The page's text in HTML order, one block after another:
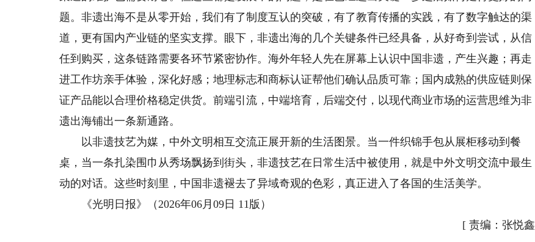
题。非遗出海不是从零开始，我们有了制度互认的突破，有了教育传播的实践，有了数字触达的渠
道，更有国内产业链的坚实支撑。眼下，非遗出海的几个关键条件已经具备，从好奇到尝试，从信
任到购买，这条链路需要各环节紧密协作。海外年轻人先在屏幕上认识中国非遗，产生兴趣；再走
进工作坊亲手体验，深化好感；地理标志和商标认证帮他们确认品质可靠；国内成熟的供应链则保
证产品能以合理价格稳定供货。前端引流，中端培育，后端交付，以现代商业市场的运营思维为非
遗出海铺出一条新通路。
以非遗技艺为媒，中外文明相互交流正展开新的生活图景。当一件织锦手包从展柜移动到餐
桌，当一条扎染围巾从秀场飘扬到街头，非遗技艺在日常生活中被使用，就是中外文明交流中最生
动的对话。这些时刻里，中国非遗褪去了异域奇观的色彩，真正进入了各国的生活美学。
《光明日报》（2026年06月09日 11版）
[ 责编：张悦鑫